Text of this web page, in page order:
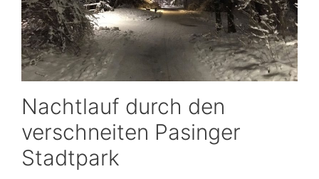
Nachtlauf durch den
verschneiten Pasinger
Stadtpark